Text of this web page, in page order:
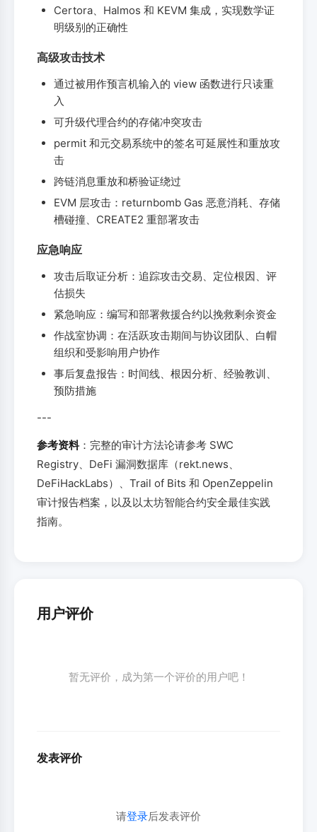
Certora、Halmos 和 KEVM 集成，实现数学证
明级别的正确性
高级攻击技术
通过被用作预言机输入的 view 函数进行只读重
入
可升级代理合约的存储冲突攻击
permit 和元交易系统中的签名可延展性和重放攻
击
跨链消息重放和桥验证绕过
EVM 层攻击：returnbomb Gas 恶意消耗、存储
槽碰撞、CREATE2 重部署攻击
应急响应
攻击后取证分析：追踪攻击交易、定位根因、评
估损失
紧急响应：编写和部署救援合约以挽救剩余资金
作战室协调：在活跃攻击期间与协议团队、白帽
组织和受影响用户协作
事后复盘报告：时间线、根因分析、经验教训、
预防措施
---
参考资料：完整的审计方法论请参考 SWC
Registry、DeFi 漏洞数据库（rekt.news、
DeFiHackLabs）、Trail of Bits 和 OpenZeppelin
审计报告档案，以及以太坊智能合约安全最佳实践
指南。
用户评价
暂无评价，成为第一个评价的用户吧！
发表评价
请登录后发表评价